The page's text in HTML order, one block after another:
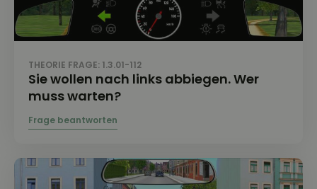
THEORIE FRAGE: 1.3.01-112
Sie wollen nach links abbiegen. Wer
muss warten?